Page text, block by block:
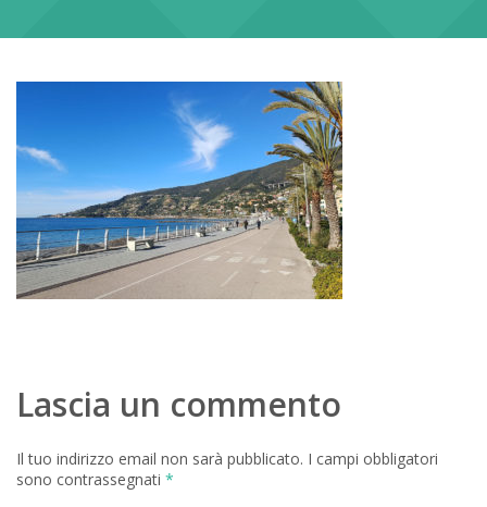
Lascia un commento
Il tuo indirizzo email non sarà pubblicato. I campi obbligatori
sono contrassegnati *